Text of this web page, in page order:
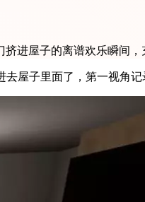
进屋子的离谱欢乐瞬间，
这期联机太搞笑了，队友被门给挤进去屋子